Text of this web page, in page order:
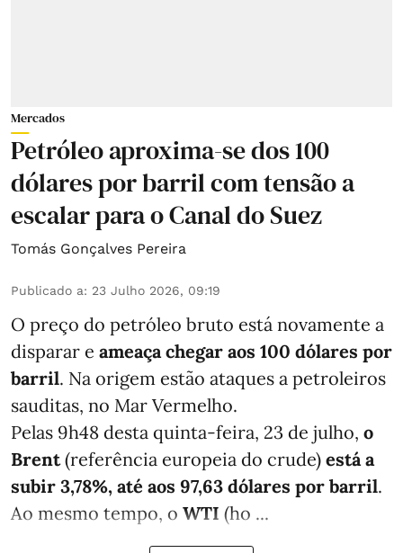
Mercados
Petróleo aproxima-se dos 100
dólares por barril com tensão a
escalar para o Canal do Suez
Tomás Gonçalves Pereira
Publicado a: 23 Julho 2026, 09:19
O preço do petróleo bruto está novamente a
disparar e ameaça chegar aos 100 dólares por
barril. Na origem estão ataques a petroleiros
sauditas, no Mar Vermelho.
Pelas 9h48 desta quinta-feira, 23 de julho, o
Brent(referência europeia do crude) está a
subir 3,78%, até aos 97,63 dólares por barril.
Ao mesmo tempo, o WTI (ho ...